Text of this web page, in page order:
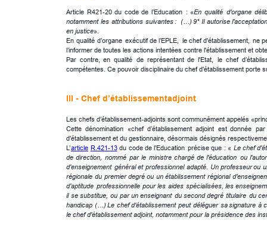
Article R421-20 du code de l’Education : «En qualité d'organe
notamment les attributions suivantes: (…) 9° Il autorise
en justice».
En qualité d’organe exécutif de l’EPLE, le chef d'établissement, ne
l’informer de toutes les actions intentées contre l'établissement et
Par contre, en qualité de représentant de l'Etat, le chef
compétentes. Ce pouvoir disciplinaire du chef d'établissement
III - Chef d’établissement-adjoint.
Les chefs d’établissement-adjoints sont communément appelés
Cette dénomination «chef d’établissement adjoint est donnée par
d'établissement et du gestionnaire, désormais désignés
L’article R.421-13 du code de l’Education précise que : « Le chef
de direction, nommé par le ministre chargé de l'éducation ou
d'enseignement général et professionnel adapté. Un professeurou
régionale du premier degré ou un établissement régional
d'aptitude professionnelle pour les aides spécialisées, les
il se substitue, ou par un enseignant du second degré titulaire du
handicap (…) Le chef d'établissement peut déléguer sasignature à
le chef d'établissement adjoint, notamment pour la présidence des